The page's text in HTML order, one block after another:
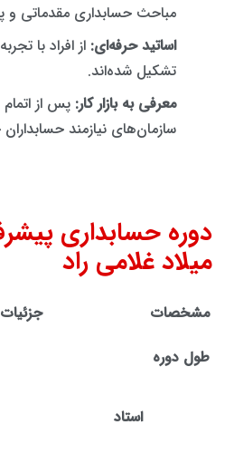
مباحث حسابداری مقدماتی و
اساتید حرفه‌ای: از افراد با
تشکیل شده‌اند.
معرفی به بازار کار: پس از
سازمان‌های نیازمند
دوره حسابداری
میلاد غلامی راد
مشخصات
جزئیات
طول دوره
استاد